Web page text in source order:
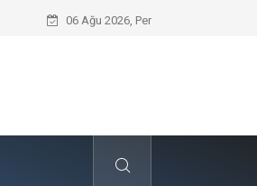
Skoda Yedek Parça Tercihinde
06 Ağu 2026, Per